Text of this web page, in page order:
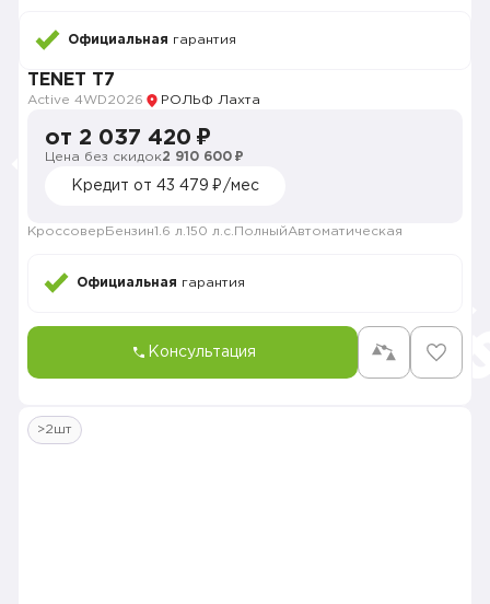
Официальная гарантия
TENET T7
Active 4WD2026 РОЛЬФ Лахта
от 2 037 420 ₽
Цена без скидок2 910 600 ₽
Кредит от 43 479 ₽/мес
Кроссовер Бензин1.6 л. 150 л.с. ПолныйАвтоматическая
Официальная гарантия
Консультация
>2шт